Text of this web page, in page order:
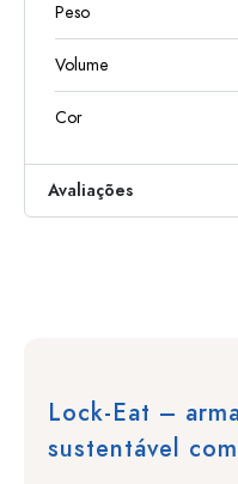
Peso
Volume
Cor
Avaliações
Lock-Eat –
sustentável